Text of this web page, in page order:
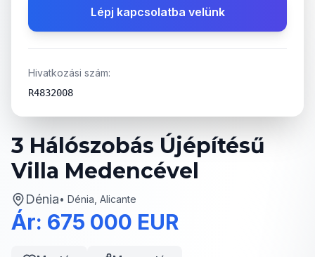
3 Hálószobás Újépítésű
Villa Medencével
Dénia• Dénia, Alicante
Ár: 675 000 EUR
Lépj kapcsolatba velünk
Hivatkozási szám:
R4832008